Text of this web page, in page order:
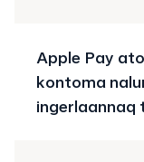
Apple Pay
kontoma
ingerlaannaq